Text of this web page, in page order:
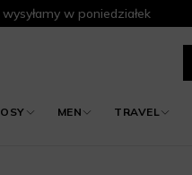
w poniedziałek
MEN TRAVEL